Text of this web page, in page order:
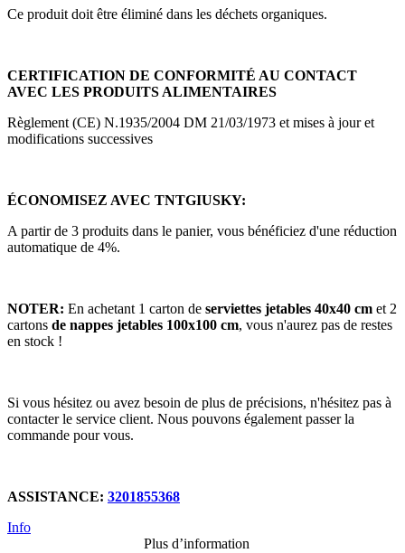
Ce produit doit être éliminé dans les déchets organiques.
CERTIFICATION DE CONFORMITÉ AU CONTACT
AVEC LES PRODUITS ALIMENTAIRES
Règlement (CE) N.1935/2004 DM 21/03/1973 et mises à jour et
modifications successives
ÉCONOMISEZ AVEC TNTGIUSKY:
A partir de 3 produits dans le panier, vous bénéficiez d'une réduction
automatique de 4%.
NOTER: En achetant 1 carton de serviettes jetables 40x40 cm et 2
cartons de nappes jetables 100x100 cm, vous n'aurez pas de restes
en stock !
Si vous hésitez ou avez besoin de plus de précisions, n'hésitez pas à
contacter le service client. Nous pouvons également passer la
commande pour vous.
ASSISTANCE: 3201855368
Info
Plus d’information